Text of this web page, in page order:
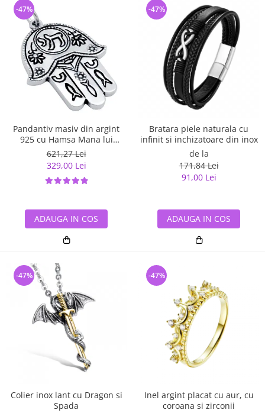
Pandantiv masiv din argint
925 cu Hamsa Mana lui
Fatima
621,27 Lei
329,00 Lei
-47%
ADAUGA IN COS
Bratara piele naturala cu
infinit si inchizatoare din inox
de la
171,84 Lei
91,00 Lei
-47%
ADAUGA IN COS
Colier inox lant cu Dragon si
Spada
-47%
Inel argint placat cu aur, cu
coroana si zirconii
-47%